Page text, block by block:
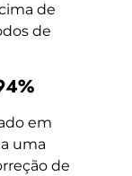
de
de
em
uma
de